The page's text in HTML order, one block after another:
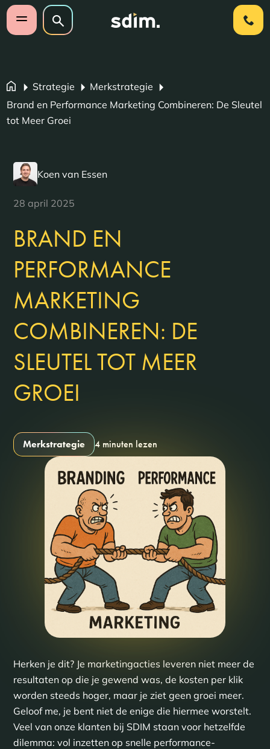
Navigatie overslaan
Open mobiel menu
Zoeken op website
Zoeken
Strategie
Merkstrategie
Brand en Performance Marketing Combineren: De Sleutel
tot Meer Groei
Koen van Essen
28 april 2025
BRAND EN
PERFORMANCE
MARKETING
COMBINEREN: DE
SLEUTEL TOT MEER
GROEI
Merkstrategie 4 minuten lezen
Herken je dit? Je marketingacties leveren niet meer de
resultaten op die je gewend was, de kosten per klik
worden steeds hoger, maar je ziet geen groei meer.
Geloof me, je bent niet de enige die hiermee worstelt.
Veel van onze klanten bij SDIM staan voor hetzelfde
dilemma: vol inzetten op snelle performance-